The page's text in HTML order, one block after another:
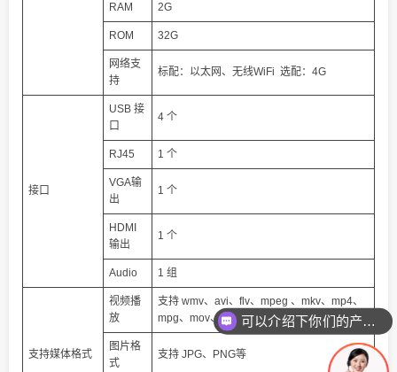
RAM 2G
ROM 32G
网络支
持
标配：以太网、无线WiFi 选配：4G
接口
USB 接
口
4 个
RJ45 1 个
VGA输
出
1 个
HDMI
输出
1 个
Audio 1 组
支持媒体格式
视频播
放
支持 wmv、avi、flv、mpeg 、mkv、mp4、
mpg、mov、rm、rmvb 等
图片格
式
支持 JPG、PNG等
你们是怎么收费的呢